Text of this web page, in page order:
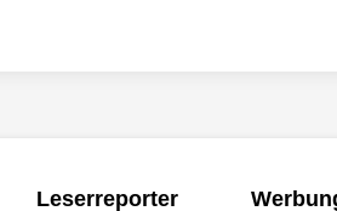
Leserreporter